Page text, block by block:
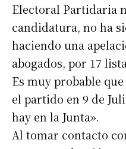
Electoral Partidaria
candidatura, no ha
haciendo una
abogados, por 17
Es muy probable
el partido en 9 de
hay en la Junta».
Al tomar contacto